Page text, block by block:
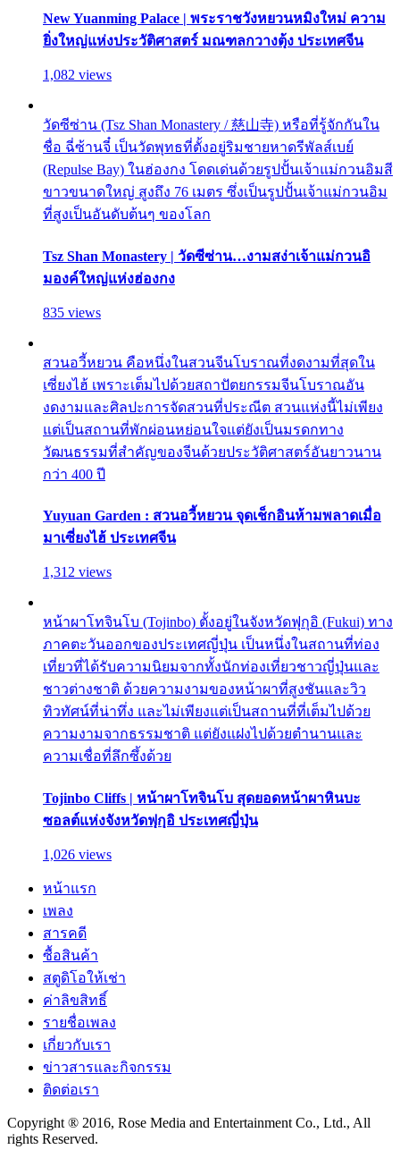
New Yuanming Palace | พระราชวังหยวนหมิงใหม่ ความ
ยิ่งใหญ่แห่งประวัติศาสตร์ มณฑลกวางตุ้ง ประเทศจีน
1,082 views
วัดซีซ่าน (Tsz Shan Monastery / 慈山寺) หรือที่รู้จักกันใน
ชื่อ ฉี่ซ้านจี๋ เป็นวัดพุทธที่ตั้งอยู่ริมชายหาดรีพัลส์เบย์
(Repulse Bay) ในฮ่องกง โดดเด่นด้วยรูปปั้นเจ้าแม่กวนอิมสี
ขาวขนาดใหญ่ สูงถึง 76 เมตร ซึ่งเป็นรูปปั้นเจ้าแม่กวนอิม
ที่สูงเป็นอันดับต้นๆ ของโลก
Tsz Shan Monastery | วัดซีซ่าน…งามสง่าเจ้าแม่กวนอิ
มองค์ใหญ่แห่งฮ่องกง
835 views
สวนอวี้หยวน คือหนึ่งในสวนจีนโบราณที่งดงามที่สุดใน
เซี่ยงไฮ้ เพราะเต็มไปด้วยสถาปัตยกรรมจีนโบราณอัน
งดงามและศิลปะการจัดสวนที่ประณีต สวนแห่งนี้ไม่เพียง
แต่เป็นสถานที่พักผ่อนหย่อนใจแต่ยังเป็นมรดกทาง
วัฒนธรรมที่สำคัญของจีนด้วยประวัติศาสตร์อันยาวนาน
กว่า 400 ปี
Yuyuan Garden : สวนอวี้หยวน จุดเช็กอินห้ามพลาดเมื่อ
มาเซี่ยงไฮ้ ประเทศจีน
1,312 views
หน้าผาโทจินโบ (Tojinbo) ตั้งอยู่ในจังหวัดฟุกุอิ (Fukui) ทาง
ภาคตะวันออกของประเทศญี่ปุ่น เป็นหนึ่งในสถานที่ท่อง
เที่ยวที่ได้รับความนิยมจากทั้งนักท่องเที่ยวชาวญี่ปุ่นและ
ชาวต่างชาติ ด้วยความงามของหน้าผาที่สูงชันและวิว
ทิวทัศน์ที่น่าทึ่ง และไม่เพียงแต่เป็นสถานที่ที่เต็มไปด้วย
ความงามจากธรรมชาติ แต่ยังแฝงไปด้วยตำนานและ
ความเชื่อที่ลึกซึ้งด้วย
Tojinbo Cliffs | หน้าผาโทจินโบ สุดยอดหน้าผาหินบะ
ซอลต์แห่งจังหวัดฟุกุอิ ประเทศญี่ปุ่น
1,026 views
หน้าแรก
เพลง
สารคดี
ซื้อสินค้า
สตูดิโอให้เช่า
ค่าลิขสิทธิ์
รายชื่อเพลง
เกี่ยวกับเรา
ข่าวสารและกิจกรรม
ติดต่อเรา
Copyright ® 2016, Rose Media and Entertainment Co., Ltd., All
rights Reserved.